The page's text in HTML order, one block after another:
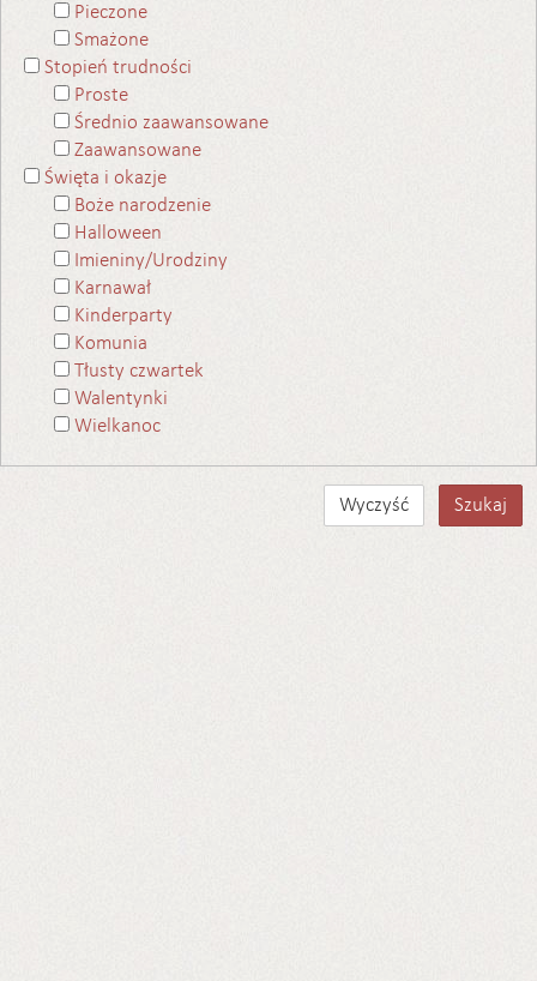
Pieczone
Smażone
Stopień trudności
Proste
Średnio zaawansowane
Zaawansowane
Święta i okazje
Boże narodzenie
Halloween
Imieniny/Urodziny
Karnawał
Kinderparty
Komunia
Tłusty czwartek
Walentynki
Wielkanoc